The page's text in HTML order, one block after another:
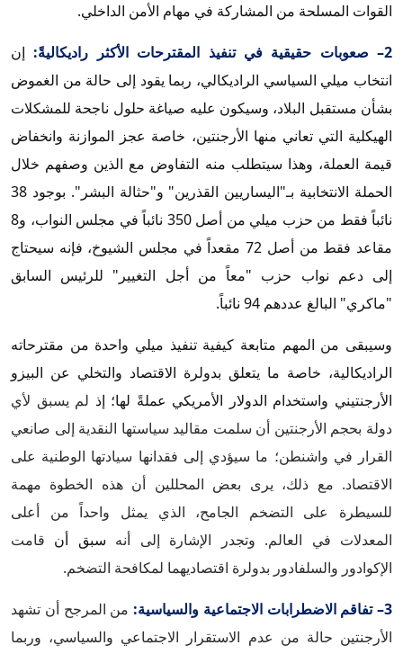
القوات المسلحة من المشاركة في مهام الأمن الداخلي.
2– صعوبات حقيقية في تنفيذ المقترحات الأكثر راديكاليةً:
إن
انتخاب ميلي السياسي الراديكالي، ربما يقود إلى حالة من الغموض
بشأن مستقبل البلاد، وسيكون عليه صياغة حلول ناجحة للمشكلات
الهيكلية التي تعاني منها الأرجنتين، خاصة عجز الموازنة وانخفاض
قيمة العملة، وهذا سيتطلب منه التفاوض مع الذين وصفهم خلال
الحملة الانتخابية بـ"اليساريين القذرين" و"حثالة البشر". بوجود 38
نائباً فقط من حزب ميلي من أصل 350 نائباً في مجلس النواب، و8
مقاعد فقط من أصل 72 مقعداً في مجلس الشيوخ، فإنه سيحتاج
إلى دعم نواب حزب "معاً من أجل التغيير" للرئيس السابق
"ماكري" البالغ عددهم 94 نائباً.
وسيبقى من المهم متابعة كيفية تنفيذ ميلي واحدة من مقترحاته
الراديكالية، خاصة ما يتعلق بدولرة الاقتصاد والتخلي عن البيزو
الأرجنتيني واستخدام الدولار الأمريكي عملةً لها؛ إذ لم يسبق لأي
دولة بحجم الأرجنتين أن سلمت مقاليد سياستها النقدية إلى صانعي
القرار في واشنطن؛ ما سيؤدي إلى فقدانها سيادتها الوطنية على
الاقتصاد. مع ذلك، يرى بعض المحللين أن هذه الخطوة مهمة
للسيطرة على التضخم الجامح، الذي يمثل واحداً من أعلى
المعدلات في العالم. وتجدر الإشارة إلى أنه سبق أن قامت
الإكوادور والسلفادور بدولرة اقتصاديهما لمكافحة التضخم.
3– تفاقم الاضطرابات الاجتماعية والسياسية:
من المرجح أن تشهد
الأرجنتين حالة من عدم الاستقرار الاجتماعي والسياسي، وربما